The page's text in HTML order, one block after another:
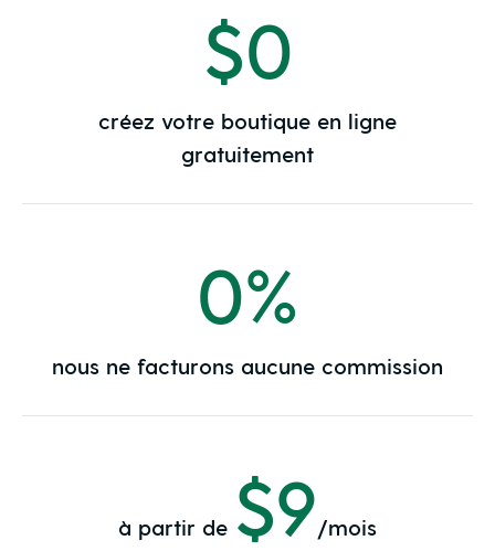
$0
créez votre boutique en ligne
gratuitement
0%
nous ne facturons aucune commission
à partir de $9/mois